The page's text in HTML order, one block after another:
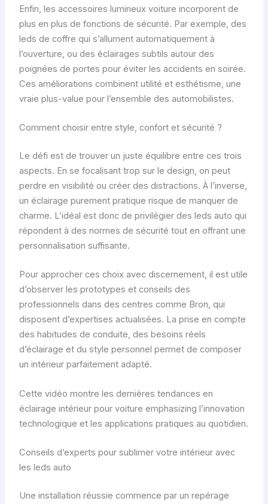
Enfin, les accessoires lumineux voiture incorporent de
plus en plus de fonctions de sécurité. Par exemple, des
leds de coffre qui s’allument automatiquement à
l’ouverture, ou des éclairages subtils autour des
poignées de portes pour éviter les accidents en soirée.
Ces améliorations combinent utilité et esthétisme, une
vraie plus-value pour l’ensemble des automobilistes.
Comment choisir entre style, confort et sécurité ?
Le défi est de trouver un juste équilibre entre ces trois
aspects. En se focalisant trop sur le design, on peut
perdre en visibilité ou créer des distractions. À l’inverse,
un éclairage purement pratique risque de manquer de
charme. L’idéal est donc de privilégier des leds auto qui
répondent à des normes de sécurité tout en offrant une
personnalisation suffisante.
Pour approcher ces choix avec discernement, il est utile
d’observer les prototypes et conseils des
professionnels dans des centres comme Bron, qui
disposent d’expertises actualisées. La prise en compte
des habitudes de conduite, des besoins réels
d’éclairage et du style personnel permet de composer
un intérieur parfaitement adapté.
Cette vidéo montre les dernières tendances en
éclairage intérieur pour voiture emphasizing l’innovation
technologique et les applications pratiques au quotidien.
Conseils d’experts pour sublimer votre intérieur avec
les leds auto
Une installation réussie commence par un repérage